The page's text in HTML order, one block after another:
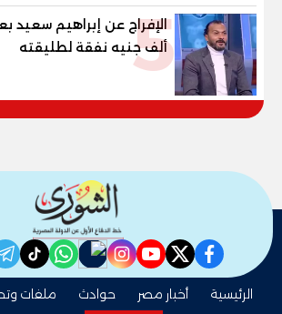
5
ألف جنيه نفقة لطليقته
facebook
twitter
youtube
instagram
nabd
الرئيسية أخبار مصر حوادث ملفات